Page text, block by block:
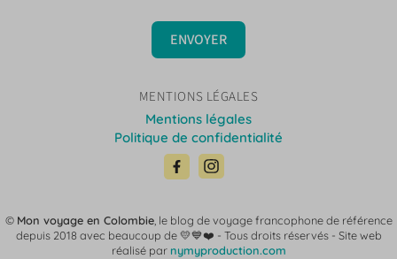
ENVOYER
MENTIONS LÉGALES
Mentions légales
Politique de confidentialité
© Mon voyage en Colombie, le blog de voyage francophone de référence
depuis 2018 avec beaucoup de 💛💙❤️ - Tous droits réservés - Site web
réalisé par nymyproduction.com